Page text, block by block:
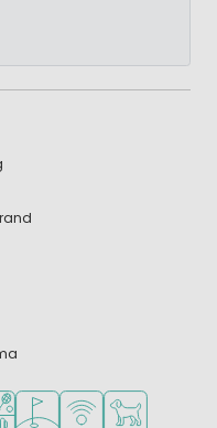
voor jonge kinderen
mogelijkheden om te
Golfbaan in de buurt
WiFi beschikbaar
Huisdieren